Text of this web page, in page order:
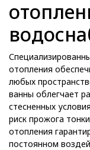
отопления
любых
ванны облегчает
стесненных
риск прожога
отопления
постоянном